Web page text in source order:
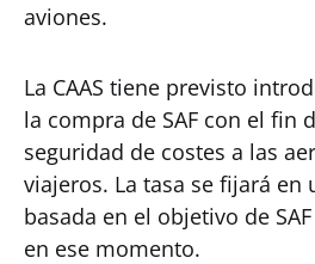
aviones.
La CAAS tiene previsto
la compra de SAF con el fin
seguridad de costes a las
viajeros. La tasa se fijará en
basada en el objetivo de
en ese momento.